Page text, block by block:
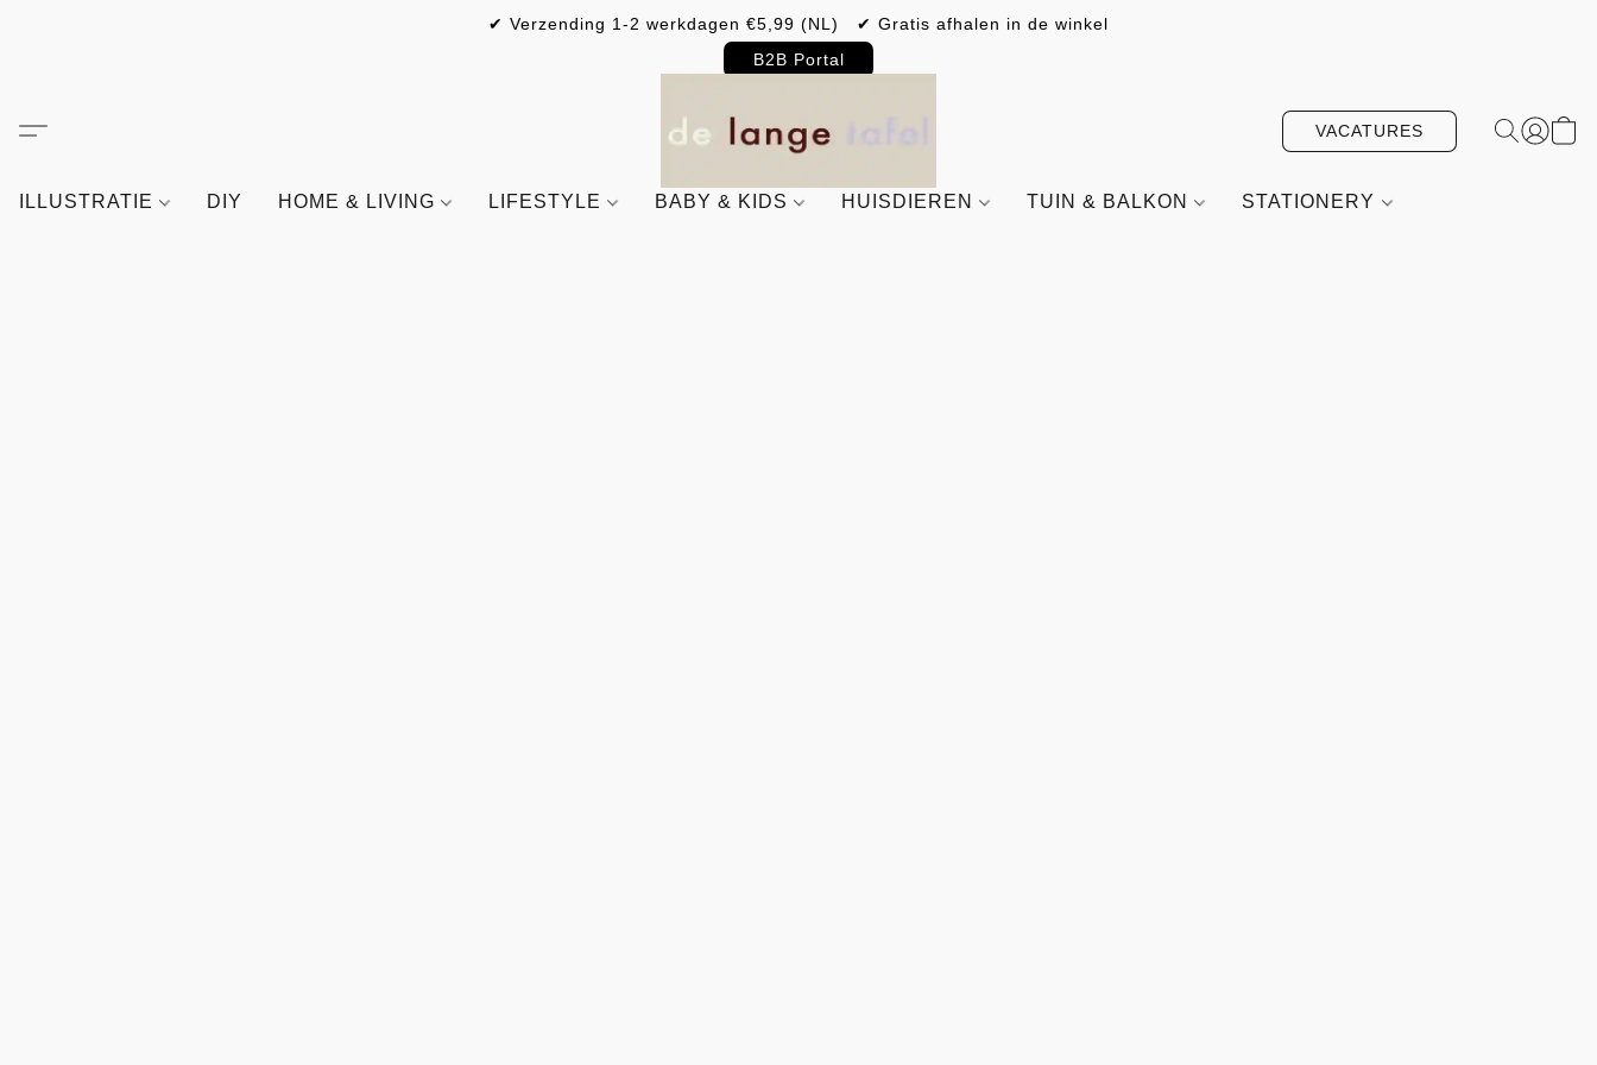
✔ Verzending 1-2 werkdagen €5,99 (NL) ✔ Gratis afhalen in de winkel
B2B Portal
VACATURES
ILLUSTRATIE DIY HOME & LIVING LIFESTYLE BABY & KIDS HUISDIEREN TUIN & BALKON STATIONERY